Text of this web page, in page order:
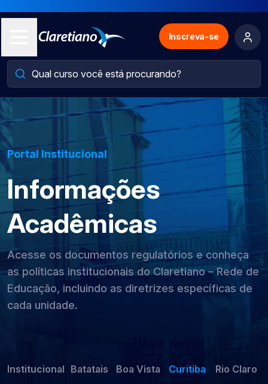
Inscreva-se
Portal Institucional
Informações
Acadêmicas
Acesse os documentos regulatórios e conheça
as políticas institucionais do Claretiano – Rede de
Educação, incluindo as diretrizes específicas de
cada unidade.
Institucional Batatais Boa Vista Curitiba Rio Claro